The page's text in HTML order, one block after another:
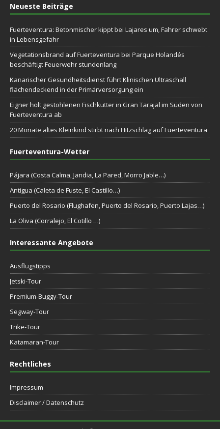
Neueste Beiträge
Fuerteventura: Betonmischer kippt bei Lajares um, Fahrer schwebt
in Lebensgefahr
Vegetationsbrand auf Fuerteventura bei Parque Holandés
beschäftigt Feuerwehr stundenlang
Kanarischer Gesundheitsdienst führt Klinischen Ultraschall
flächendeckend in der Primärversorgung ein
Eigner holt gestohlenen Fischkutter in Gran Tarajal im Süden von
Fuerteventura ab
20 Monate altes Kleinkind stirbt nach Hitzschlag auf Fuerteventura
Fuerteventura-Wetter
Pájara (Costa Calma, Jandia, La Pared, Morro Jable…)
Antigua (Caleta de Fuste, El Castillo…)
Puerto del Rosario (Flughafen, Puerto del Rosario, Puerto Lajas…)
La Oliva (Corralejo, El Cotillo …)
Interessante Angebote
Ausflugstipps
Jetski-Tour
Premium-Buggy-Tour
Segway-Tour
Trike-Tour
Katamaran-Tour
Rechtliches
Impressum
Disclaimer / Datenschutz